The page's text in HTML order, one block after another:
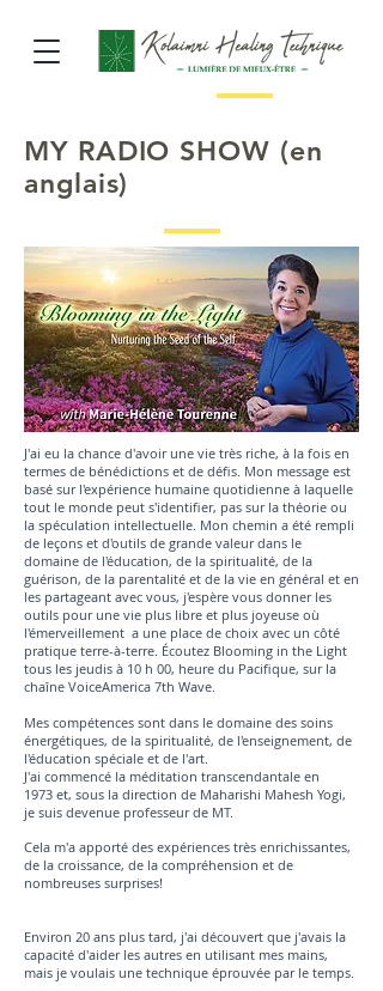
MY RADIO SHOW (en
anglais)
J'ai eu la chance d'avoir une vie très riche, à la fois en
termes de bénédictions et de défis. Mon message est
basé sur l'expérience humaine quotidienne à laquelle
tout le monde peut s'identifier, pas sur la théorie ou
la spéculation intellectuelle. Mon chemin a été rempli
de leçons et d'outils de grande valeur dans le
domaine de l'éducation, de la spiritualité, de la
guérison, de la parentalité et de la vie en général et en
les partageant avec vous, j'espère vous donner les
outils pour une vie plus libre et plus joyeuse où
l'émerveillement a une place de choix avec un côté
pratique terre-à-terre. Écoutez Blooming in the Light
tous les jeudis à 10 h 00, heure du Pacifique, sur la
chaîne VoiceAmerica 7th Wave.
Mes compétences sont dans le domaine des soins
énergétiques, de la spiritualité, de l'enseignement, de
l'éducation spéciale et de l'art.
J'ai commencé la méditation transcendantale en
1973 et, sous la direction de Maharishi Mahesh Yogi,
je suis devenue professeur de MT.
Cela m'a apporté des expériences très enrichissantes,
de la croissance, de la compréhension et de
nombreuses surprises!
Environ 20 ans plus tard, j'ai découvert que j'avais la
capacité d'aider les autres en utilisant mes mains,
mais je voulais une technique éprouvée par le temps.